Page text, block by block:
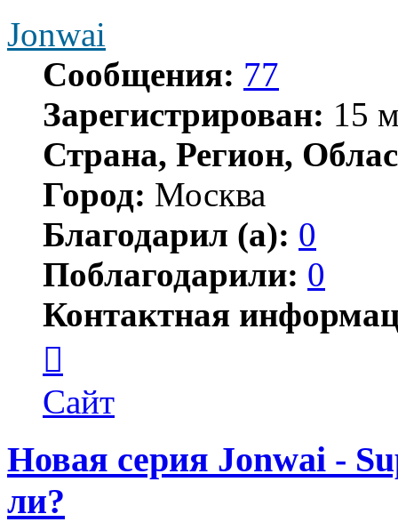
Jonwai
Сообщения: 77
Зарегистрирован: 15
Страна, Регион,
Город: Москва
Благодарил (а): 0
Поблагодарили: 0
Контактная
пользователя
Jonwai
Сайт
Новая серия Jonwai -
ли?